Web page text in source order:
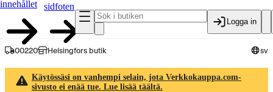
innehållet
sidfoten
Logga in
00220 Helsingfors butik sv
Käytössäsi on vanhempi selain, jota Verkkokauppa.com-
sivusto ei enää tue. Lue lisää täältä.